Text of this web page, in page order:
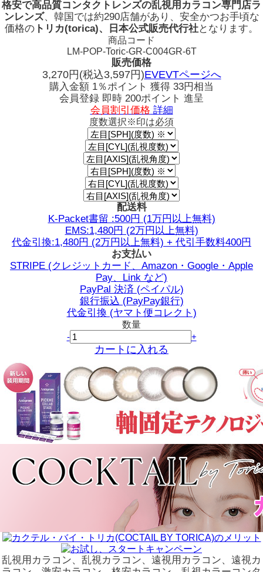
格安で高品質コンタクトレンズの乱視用カラコン専門店ラ
ンレンズ、韓国では約290店舗があり、安全かつお手頃な
価格の トリカ(torica)、日本公式販売代行社となります。
商品コード
LM-POP-Toric-GR-C004GR-6T
販売価格
3,270円(税込3,597円)EVEVTページへ
購入金額 1％ポイント 獲得 33円相当
会員登録 即時 200ポイント 進呈
会員割引価格 詳細
度数選択※印は必須
配送料
K-Packet書留 :500円 (1万円以上無料)
EMS:1,480円 (2万円以上無料)
代金引換:1,480円 (2万円以上無料) + 代引手数料400円
お支払い
STRIPE (クレジットカード、Amazon・Google・Apple
Pay、Link など)
PayPal 決済 (ペイパル)
銀行振込 (PayPay銀行)
代金引換 (ヤマト便コレクト)
数量
-
+
カートに入れる
乱視用カラコン、乱視カラコン、遠視用カラコン、遠視カ